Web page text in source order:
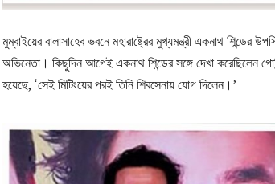
মুম্বাইয়ের বালাসাহেব ভবনে মহারাষ্ট্রের মুখ্যমন্ত্রী একনাথ শিন্ডের
অভিনেতা। কিছুদিন আগেই একনাথ শিন্ডের সঙ্গে দেখা করেছিলেন
হয়েছে, ‘সেই মিটিংয়ের পরই তিনি শিবসেনায় যোগ দিলেন।’